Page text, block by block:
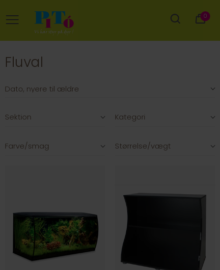
0
Fluval
Sektion Kategori
Farve/smag Størrelse/vægt